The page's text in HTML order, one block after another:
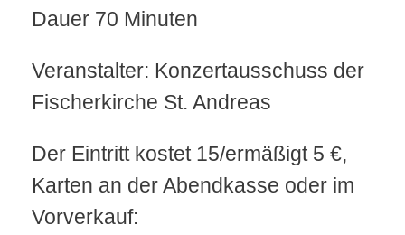
Dauer 70 Minuten
Veranstalter: Konzertausschuss der
Fischerkirche St. Andreas
Der Eintritt kostet 15/ermäßigt 5 €,
Karten an der Abendkasse oder im
Vorverkauf: